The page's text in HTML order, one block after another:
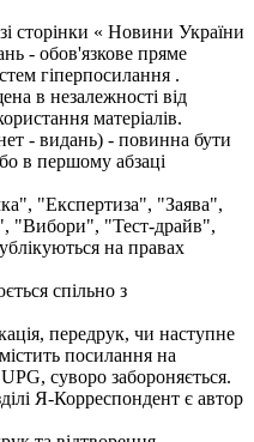
сторінки « Новини України
- обов'язкове пряме
гіперпосилання .
в незалежності від
матеріалів.
- видань) - повинна бути
в першому абзаці
"Експертиза", "Заява",
"Вибори", "Тест-драйв",
на правах
спільно з
передрук, чи наступне
посилання на
суворо забороняється.
Я-Корреспондент є автор